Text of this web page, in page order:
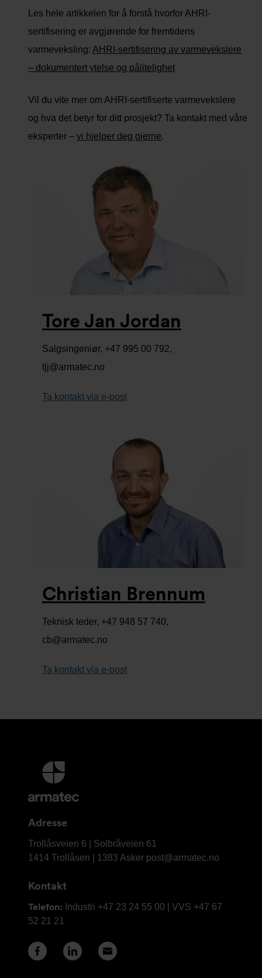
Les hele artikkelen for å forstå hvorfor AHRI-
sertifisering er avgjørende for fremtidens
varmeveksling: AHRI-sertifisering av varmevekslere
– dokumentert ytelse og pålitelighet
Vil du vite mer om AHRI-sertifiserte varmevekslere
og hva det betyr for ditt prosjekt? Ta kontakt med våre
eksperter – vi hjelper deg gjerne.
Tore Jan Jordan
Salgsingeniør, +47 995 00 792,
tjj@armatec.no
Ta kontakt via e-post
Christian Brennum
Teknisk leder, +47 948 57 740,
cb@armatec.no
Ta kontakt via e-post
Mer
informasjon
og
Adresse
Armatec
AS
Trollåsveien 6 | Solbråveien 61
1414 Trollåsen | 1383 Asker post@armatec.no
Kontakt
Telefon: Industri +47 23 24 55 00 | VVS +47 67
52 21 21